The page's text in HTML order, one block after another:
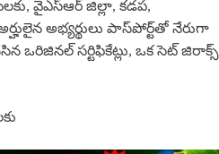
వైఎస్ఆర్ జిల్లా, కడప,
అభ్యర్థులు పాస్‌పోర్ట్‌తో నేరుగా
సర్టిఫికేట్లు, ఒక సెట్ జిరాక్స్